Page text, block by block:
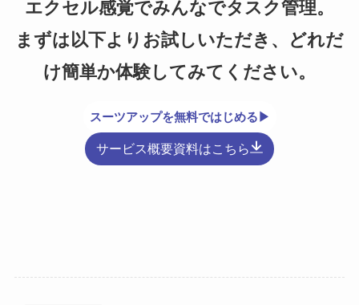
エクセル感覚でみんなでタスク管理。
まずは以下よりお試しいただき、どれだ
け簡単か体験してみてください。
スーツアップを無料ではじめる▶
サービス概要資料はこちら